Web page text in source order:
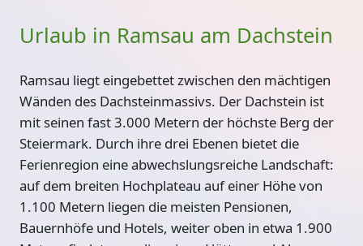
Urlaub in Ramsau am Dachstein
Ramsau liegt eingebettet zwischen den mächtigen
Wänden des Dachsteinmassivs. Der Dachstein ist
mit seinen fast 3.000 Metern der höchste Berg der
Steiermark. Durch ihre drei Ebenen bietet die
Ferienregion eine abwechslungsreiche Landschaft:
auf dem breiten Hochplateau auf einer Höhe von
1.100 Metern liegen die meisten Pensionen,
Bauernhöfe und Hotels, weiter oben in etwa 1.900